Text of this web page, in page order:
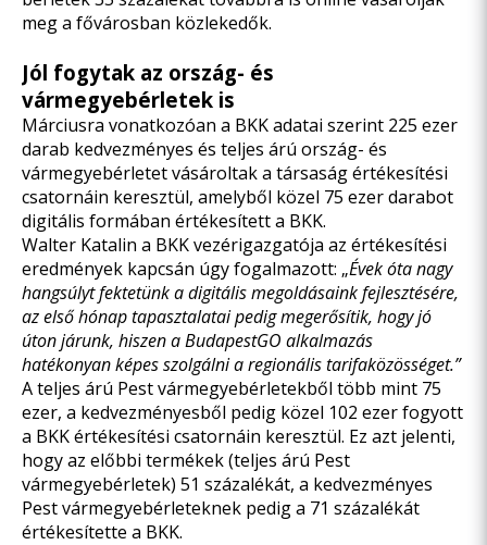
meg a fővárosban közlekedők.
Jól fogytak az ország- és
vármegyebérletek is
Márciusra vonatkozóan a BKK adatai szerint 225 ezer
darab kedvezményes és teljes árú ország- és
vármegyebérletet vásároltak a társaság értékesítési
csatornáin keresztül, amelyből közel 75 ezer darabot
digitális formában értékesített a BKK.
Walter Katalin a BKK vezérigazgatója az értékesítési
eredmények kapcsán úgy fogalmazott: „Évek óta nagy
hangsúlyt fektetünk a digitális megoldásaink fejlesztésére,
az első hónap tapasztalatai pedig megerősítik, hogy jó
úton járunk, hiszen a BudapestGO alkalmazás
hatékonyan képes szolgálni a regionális tarifaközösséget.”
A teljes árú Pest vármegyebérletekből több mint 75
ezer, a kedvezményesből pedig közel 102 ezer fogyott
a BKK értékesítési csatornáin keresztül. Ez azt jelenti,
hogy az előbbi termékek (teljes árú Pest
vármegyebérletek) 51 százalékát, a kedvezményes
Pest vármegyebérleteknek pedig a 71 százalékát
értékesítette a BKK.